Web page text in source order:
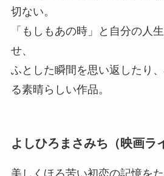
切ない。
「もしもあの時」と自分の人
せ、
ふとした瞬間を思い返したり
る素晴らしい作品。
よしひろまさみち（映画ラ
美しくほろ苦い初恋の記憶をた